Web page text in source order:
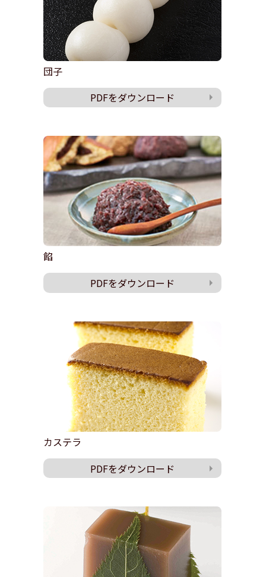
団子
PDFをダウンロード
餡
PDFをダウンロード
カステラ
PDFをダウンロード